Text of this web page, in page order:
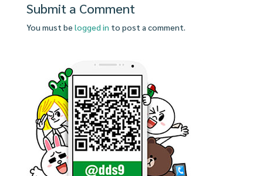
Submit a Comment
You must be logged in to post a comment.